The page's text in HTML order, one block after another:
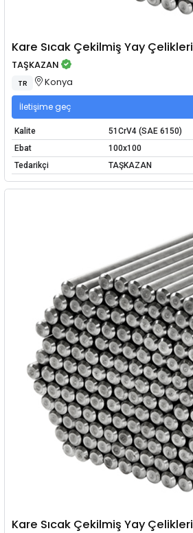
Kare Sıcak Çekilmiş Yay Çelikleri
TAŞKAZAN
TR Konya
İletişime geç
Kalite
51CrV4 (SAE 6150)
Ebat
100x100
Tedarikçi
TAŞKAZAN
Kare Sıcak Çekilmiş Yay Çelikleri